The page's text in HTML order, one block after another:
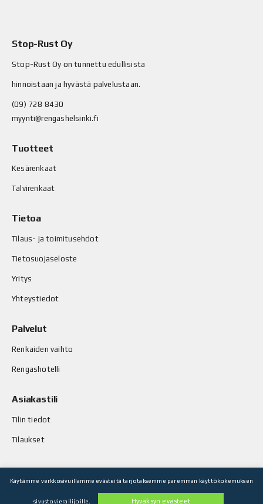
Stop-Rust Oy
Stop-Rust Oy on tunnettu edullisista
hinnoistaan ja hyvästä palvelustaan.
(09) 728 8430
myynti@rengashelsinki.fi
Tuotteet
Kesärenkaat
Talvirenkaat
Tietoa
Tilaus- ja toimitusehdot
Tietosuojaseloste
Yritys
Yhteystiedot
Palvelut
Renkaiden vaihto
Rengashotelli
Asiakastili
Tilin tiedot
Tilaukset
© Stop-Rust Oy. Kaikki oikeudet pidätetään.
Käytämme verkkosivuillamme evästeitä tarjotaksemme paremman käyttökokemuksen
sivustovierailijoille. Hyväksyn evästeet